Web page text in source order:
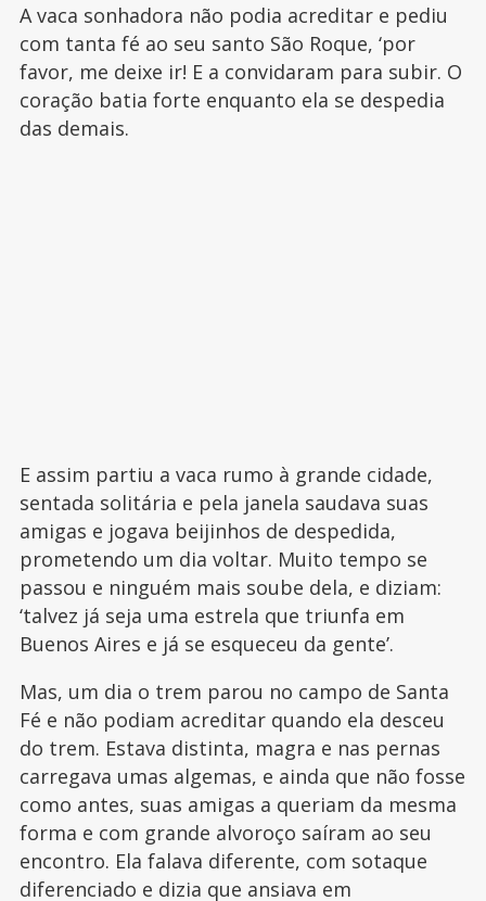
A vaca sonhadora não podia acreditar e pediu
com tanta fé ao seu santo São Roque, ‘por
favor, me deixe ir! E a convidaram para subir. O
coração batia forte enquanto ela se despedia
das demais.
E assim partiu a vaca rumo à grande cidade,
sentada solitária e pela janela saudava suas
amigas e jogava beijinhos de despedida,
prometendo um dia voltar. Muito tempo se
passou e ninguém mais soube dela, e diziam:
‘talvez já seja uma estrela que triunfa em
Buenos Aires e já se esqueceu da gente’.
Mas, um dia o trem parou no campo de Santa
Fé e não podiam acreditar quando ela desceu
do trem. Estava distinta, magra e nas pernas
carregava umas algemas, e ainda que não fosse
como antes, suas amigas a queriam da mesma
forma e com grande alvoroço saíram ao seu
encontro. Ela falava diferente, com sotaque
diferenciado e dizia que ansiava em